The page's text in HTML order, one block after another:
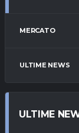
MERCATO
ULTIME NEWS
ULTIME